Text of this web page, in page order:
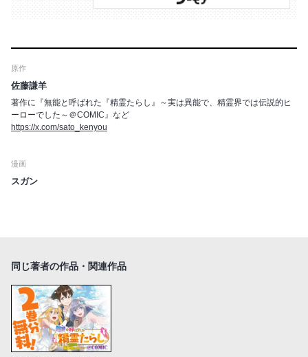
原作
佐藤謙羊
著作に『無能と呼ばれた『精霊たらし』～実は異能で、精霊界では伝説的ヒ
ーローでした～＠COMIC』など
https://x.com/sato_kenyou
漫画
スガン
同じ著者の作品・関連作品